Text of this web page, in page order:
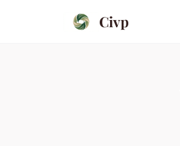
Civp